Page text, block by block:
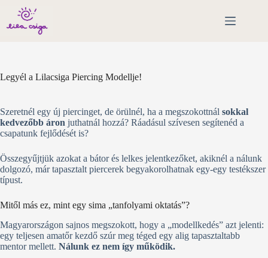
content
Legyél a Lilacsiga Piercing Modellje!
Szeretnél egy új piercinget, de örülnél, ha a megszokottnál sokkal
kedvezőbb áron juthatnál hozzá? Ráadásul szívesen segítenéd a
csapatunk fejlődését is?
Összegyűjtjük azokat a bátor és lelkes jelentkezőket, akiknél a nálunk
dolgozó, már tapasztalt piercerek begyakorolhatnak egy-egy testékszer
típust.
Mitől más ez, mint egy sima „tanfolyami oktatás”?
Magyarországon sajnos megszokott, hogy a „modellkedés” azt jelenti:
egy teljesen amatőr kezdő szúr meg téged egy alig tapasztaltabb
mentor mellett. Nálunk ez nem így működik.